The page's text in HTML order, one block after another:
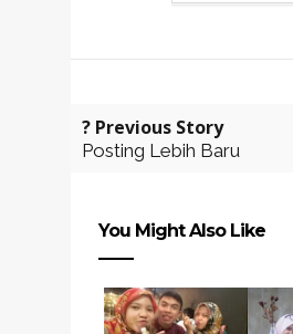
? Previous Story
Posting Lebih Baru
You Might Also Like